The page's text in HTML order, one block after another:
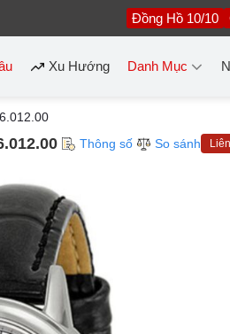
Đồng Hồ 10/10
Xu Hướng Danh Mục
Thông số So sánh